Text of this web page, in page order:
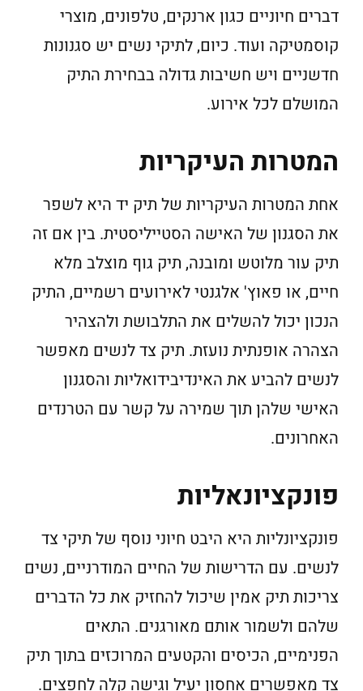
דברים חיוניים כגון ארנקים, טלפונים, מוצרי
קוסמטיקה ועוד. כיום, לתיקי נשים יש סגנונות
חדשניים ויש חשיבות גדולה בבחירת התיק
המושלם לכל אירוע.
המטרות העיקריות
אחת המטרות העיקריות של תיק יד היא לשפר
את הסגנון של האישה הסטייליסטית. בין אם זה
תיק עור מלוטש ומובנה, תיק גוף מוצלב מלא
חיים, או פאוץ' אלגנטי לאירועים רשמיים, התיק
הנכון יכול להשלים את התלבושת ולהצהיר
הצהרה אופנתית נועזת. תיק צד לנשים מאפשר
לנשים להביע את האינדיבידואליות והסגנון
האישי שלהן תוך שמירה על קשר עם הטרנדים
האחרונים.
פונקציונאליות
פונקציונליות היא היבט חיוני נוסף של תיקי צד
לנשים. עם הדרישות של החיים המודרניים, נשים
צריכות תיק אמין שיכול להחזיק את כל הדברים
שלהם ולשמור אותם מאורגנים. התאים
הפנימיים, הכיסים והקטעים המרוכזים בתוך תיק
צד מאפשרים אחסון יעיל וגישה קלה לחפצים.